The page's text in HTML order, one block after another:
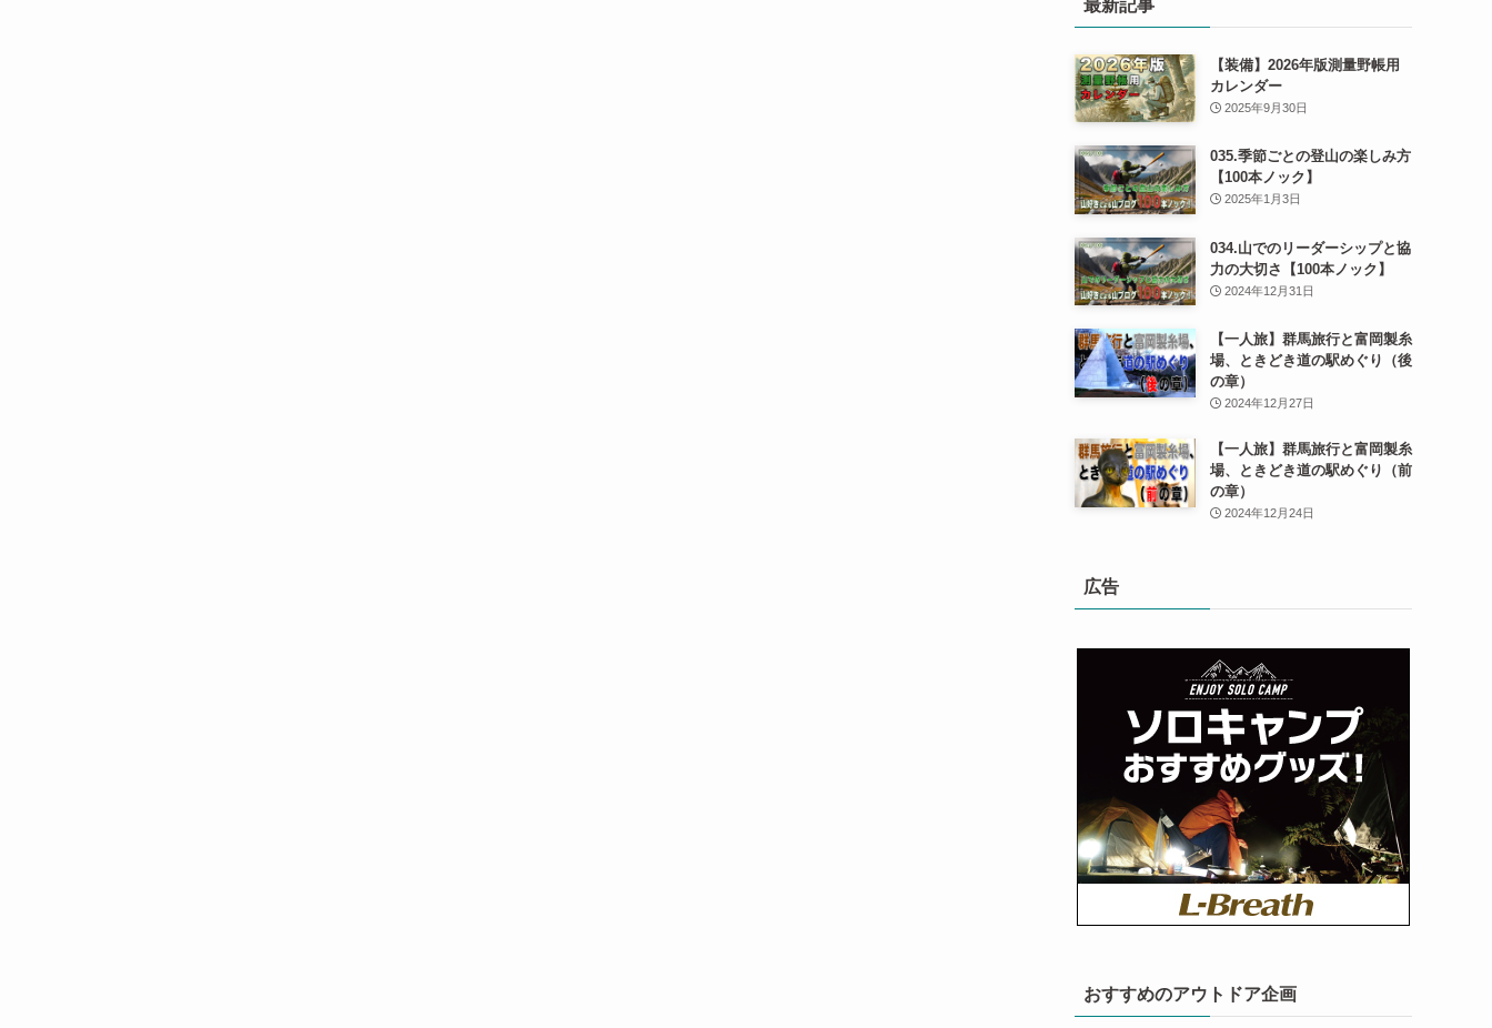
最新記事
【装備】2026年版測量野帳用
カレンダー
2025年9月30日
035.季節ごとの登山の楽しみ方
【100本ノック】
2025年1月3日
034.山でのリーダーシップと協
力の大切さ【100本ノック】
2024年12月31日
【一人旅】群馬旅行と富岡製糸
場、ときどき道の駅めぐり（後
の章）
2024年12月27日
【一人旅】群馬旅行と富岡製糸
場、ときどき道の駅めぐり（前
の章）
2024年12月24日
広告
おすすめのアウトドア企画